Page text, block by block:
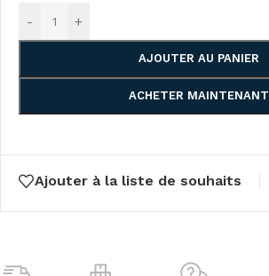
- +
AJOUTER AU PANIER
ACHETER MAINTENANT
Ajouter à la liste de souhaits